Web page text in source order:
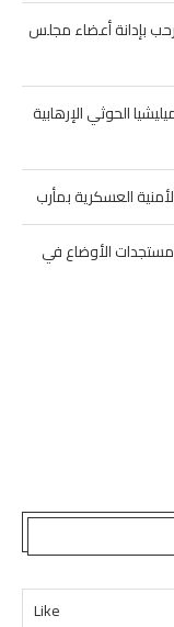
بإدانة أعضاء مجلس
الحوثي الإرهابية
العسكرية بمأرب
مستجدات الأوضاع في
Like